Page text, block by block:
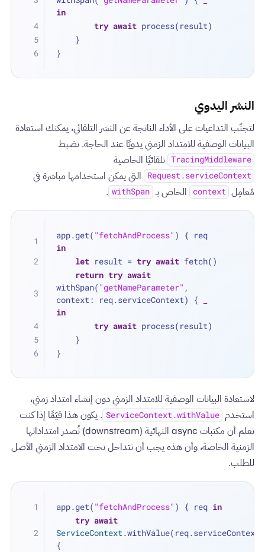
in
try await process(result)
    }
}
النشر اليدوي
لتجنّب التداعيات على الأداء الناتجة عن النشر التلقائي، يمكنك استعادة
البيانات الوصفية للامتداد الزمني يدويًا عند الحاجة. تضبط
TracingMiddleware تلقائيًا الخاصية
Request.serviceContext
التي يمكن استخدامها مباشرة في
مُعامِل context الخاص بـ withSpan
.
app.get( "fetchAndProcess"
in
let result = try await fetch()
return try await
withSpan( "getNameParameter" ,
context: req.serviceContext) {
in
try await process(result)
    }
}
لاستعادة البيانات الوصفية للامتداد الزمني دون إنشاء امتداد زمني،
استخدم ServiceContext.withValue . يكون هذا قيّمًا إذا كنت
تعلم أن مكتبات async النهائية (downstream) تُصدر امتداداتها
الزمنية الخاصة، وأن هذه يجب أن تتداخل تحت الامتداد الزمني الأصل
للطلب.
app.get( "fetchAndProcess" ) { req in
try await
ServiceContext.withValue(req.serviceContext)
{